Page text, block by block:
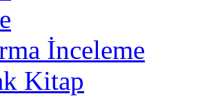
İnceleme
Kitap